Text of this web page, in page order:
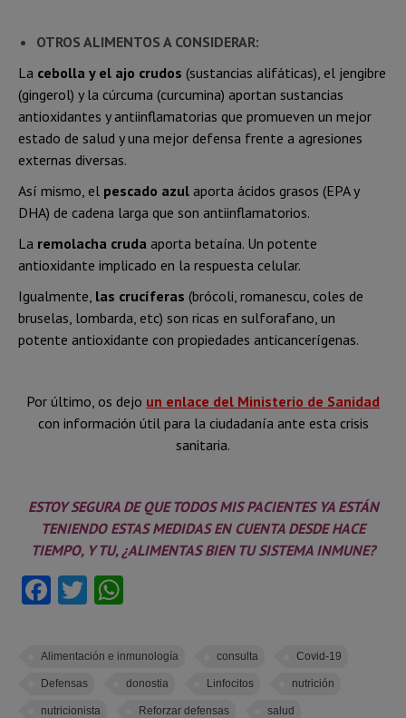
OTROS ALIMENTOS A CONSIDERAR:
La cebolla y el ajo crudos (sustancias alifáticas), el jengibre
(gingerol) y la cúrcuma (curcumina) aportan sustancias
antioxidantes y antiinflamatorias que promueven un mejor
estado de salud y una mejor defensa frente a agresiones
externas diversas.
Así mismo, el pescado azul aporta ácidos grasos (EPA y
DHA) de cadena larga que son antiinflamatorios.
La remolacha cruda aporta betaína. Un potente
antioxidante implicado en la respuesta celular.
Igualmente, las crucíferas (brócoli, romanescu, coles de
bruselas, lombarda, etc) son ricas en sulforafano, un
potente antioxidante con propiedades anticancerígenas.
Por último, os dejo un enlace del Ministerio de Sanidad
con información útil para la ciudadanía ante esta crisis
sanitaria.
ESTOY SEGURA DE QUE TODOS MIS PACIENTES YA ESTÁN
TENIENDO ESTAS MEDIDAS EN CUENTA DESDE HACE
TIEMPO, Y TU, ¿ALIMENTAS BIEN TU SISTEMA INMUNE?
Facebook
Twitter
Alimentación e inmunología consulta Covid-19
Defensas donostia Linfocitos nutrición
nutricionista Reforzar defensas salud